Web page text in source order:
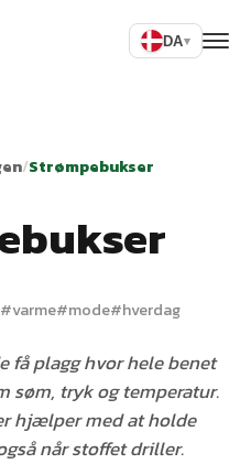
DA▾
/Strømpebukser
#varme#mode#hverdag
få plagg hvor hele benet
søm, tryk og temperatur.
hjælper med at holde
når stoffet driller.